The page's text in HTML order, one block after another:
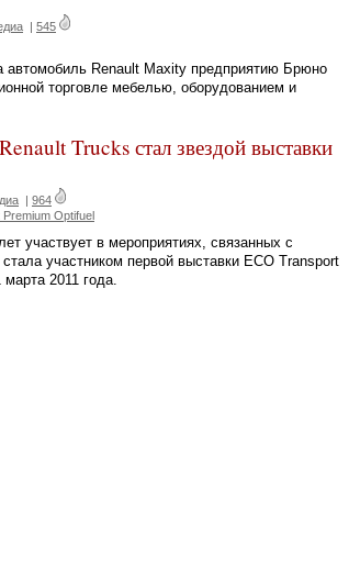
| 545
автомобиль Renault Maxity предприятию Брюно
торговле мебелью, оборудованием и
Trucks стал звездой выставки
964
Premium Optifuel
участвует в мероприятиях, связанных с
участником первой выставки ECO Transport
2011 года.